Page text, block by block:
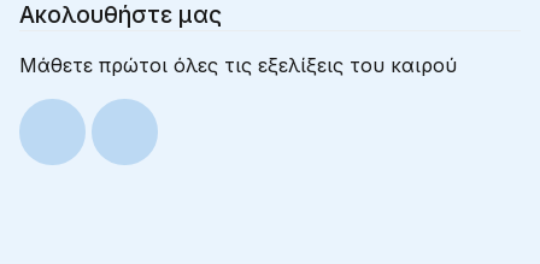
Ακολουθήστε μας
Μάθετε πρώτοι όλες τις εξελίξεις του καιρού